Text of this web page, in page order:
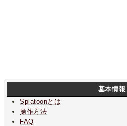
基本情報
Splatoonとは
操作方法
FAQ